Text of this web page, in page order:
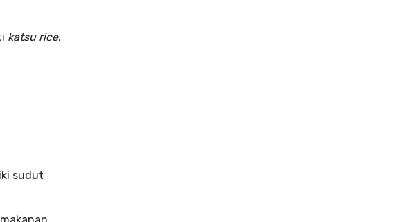
katsu rice,
sudut